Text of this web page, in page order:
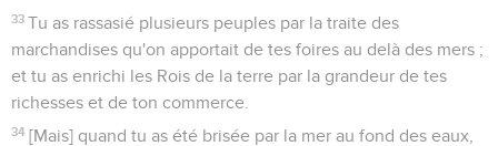
33 Tu as rassasié plusieurs peuples par la traite des
marchandises qu'on apportait de tes foires au delà des mers ;
et tu as enrichi les Rois de la terre par la grandeur de tes
richesses et de ton commerce.
34 [Mais] quand tu as été brisée par la mer au fond des eaux,